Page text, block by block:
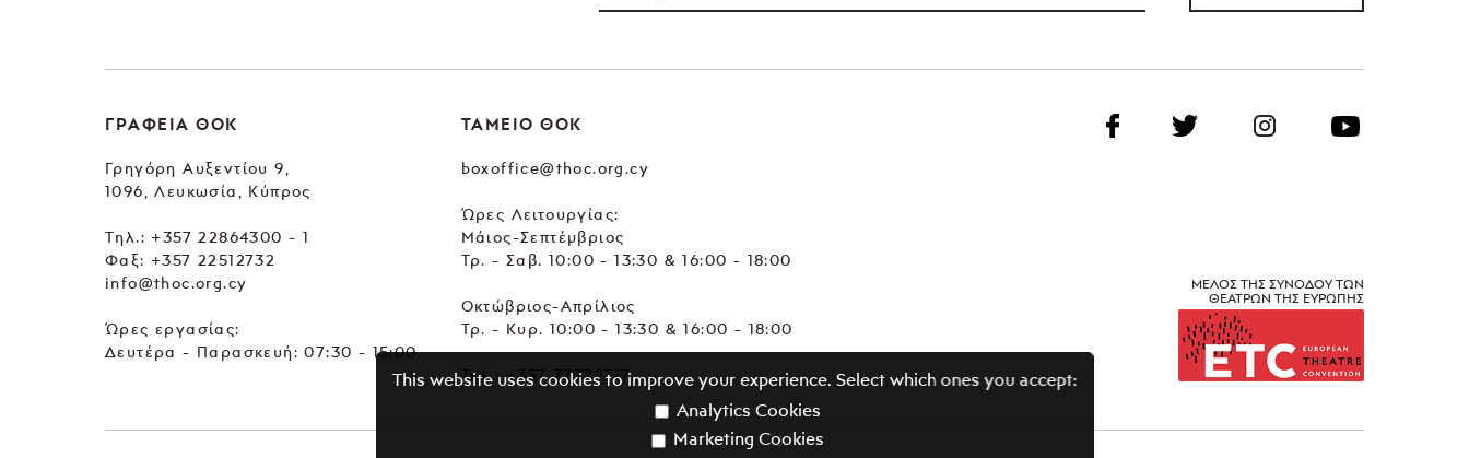
ΓΡΑΦΕΙΑ ΘΟΚ
Γρηγόρη Αυξεντίου 9,
1096, Λευκωσία, Κύπρος
Tηλ.: +357 22864300 - 1
Φαξ: +357 22512732
info@thoc.org.cy
Ώρες εργασίας:
Δευτέρα - Παρασκευή: 07:30 - 15:00
ΤΑΜΕΙΟ ΘΟΚ
boxoffice@thoc.org.cy
Ώρες Λειτουργίας:
Μάιος-Σεπτέμβριος
Τρ. - Σαβ. 10:00 - 13:30 & 16:00 - 18:00
Οκτώβριος-Απρίλιος
Τρ. - Κυρ. 10:00 - 13:30 & 16:00 - 18:00
Τηλ.:+357 77772717
ΜΕΛΟΣ ΤΗΣ ΣΥΝΟΔΟΥ ΤΩΝ
ΘΕΑΤΡΩΝ ΤΗΣ ΕΥΡΩΠΗΣ
This website uses cookies to improve your experience. Select which ones you accept:
Analytics Cookies
Marketing Cookies